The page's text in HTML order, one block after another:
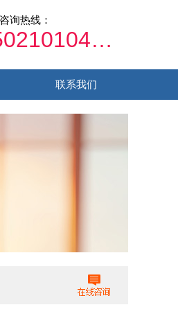
询热线：
15021010459
联系我们